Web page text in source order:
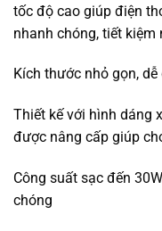
tốc độ cao giúp điện
nhanh chóng, tiết kiệm
Kích thước nhỏ gọn,
Thiết kế với hình dáng
được nâng cấp giúp
Công suất sạc đến
chóng